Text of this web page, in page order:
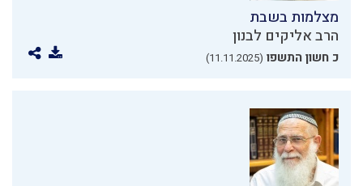
מצלמות בשבת
הרב אליקים לבנון
כ חשון התשפו (11.11.2025)